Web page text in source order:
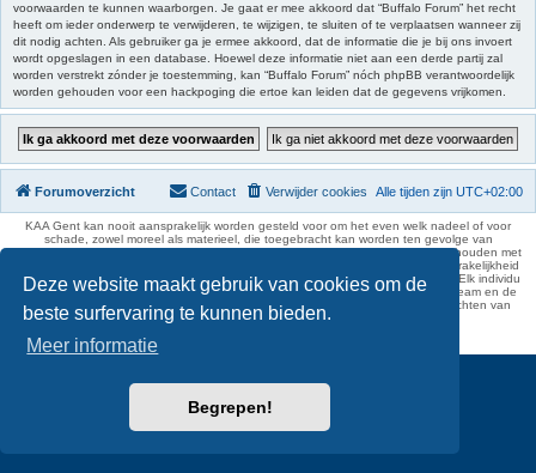
Deze website maakt gebruik van cookies om de
beste surfervaring te kunnen bieden.
Meer informatie
Begrepen!
voorwaarden te kunnen waarborgen. Je gaat er mee akkoord dat “Buffalo Forum” het recht
heeft om ieder onderwerp te verwijderen, te wijzigen, te sluiten of te verplaatsen wanneer zij
dit nodig achten. Als gebruiker ga je ermee akkoord, dat de informatie die je bij ons invoert
wordt opgeslagen in een database. Hoewel deze informatie niet aan een derde partij zal
worden verstrekt zónder je toestemming, kan “Buffalo Forum” nóch phpBB verantwoordelijk
worden gehouden voor een hackpoging die ertoe kan leiden dat de gegevens vrijkomen.
Forumoverzicht Alle tijden zijn UTC+02:00
Verwijder cookies
Contact
KAA Gent kan nooit aansprakelijk worden gesteld voor om het even welk nadeel of voor
schade, zowel moreel als materieel, die toegebracht kan worden ten gevolge van
feitelijkheden en daden van derden die rechtstreeks of onrechtstreeks verband houden met
de gegevens vermeld op de website van KAA Gent. Deze ontheffing van aansprakelijkheid
geldt inzonderheid voor het forum, waarvan KAA Gent zich volledig distantieert. Elk individu
is dus verantwoordelijk voor zijn uitlatingen op het Buffalo Forum. Ook het webteam en de
moderators kunnen niet aansprakelijk gesteld worden voor de inhoud van berichten van
gebruikers.